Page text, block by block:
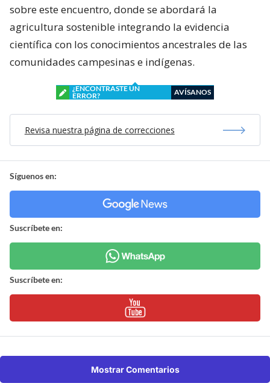
sobre este encuentro, donde se abordará la
agricultura sostenible integrando la evidencia
científica con los conocimientos ancestrales de las
comunidades campesinas e indígenas.
¿ENCONTRASTE UN
ERROR?
AVÍSANOS
Revisa nuestra página de correcciones
Síguenos en:
Suscríbete en:
Suscríbete en:
Mostrar Comentarios